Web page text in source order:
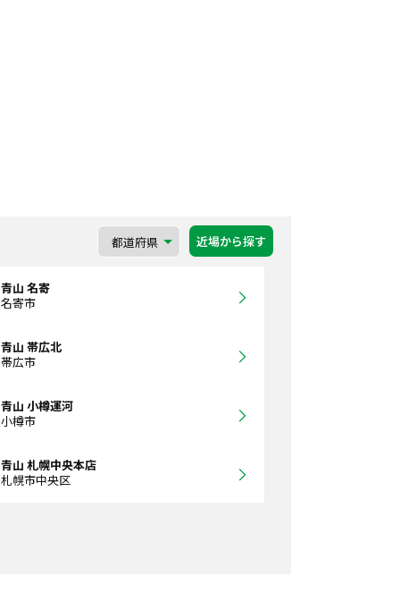
近場から探す
山 名寄
寄市
山 帯広北
広市
山 小樽運河
樽市
山 札幌中央本店
幌市中央区